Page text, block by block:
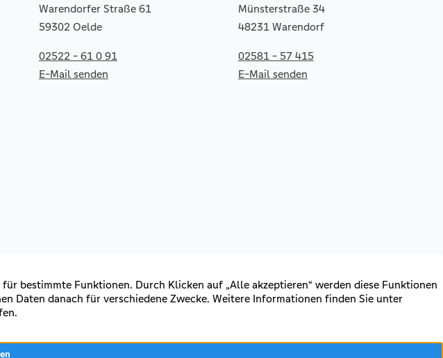
Warendorfer Straße 61
59302 Oelde
02522 - 61 0 91
E-Mail senden
Münsterstraße 34
48231 Warendorf
02581 - 57 415
E-Mail senden